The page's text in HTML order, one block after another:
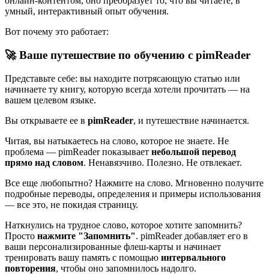
умный, интерактивный опыт обучения.
Вот почему это работает:
🚀 Ваше путешествие по обучению с pimReader
Представьте себе: вы находите потрясающую статью или
начинаете ту книгу, которую всегда хотели прочитать — на
вашем целевом языке.
Вы открываете ее в pimReader, и путешествие начинается.
Читая, вы натыкаетесь на слово, которое не знаете. Не
проблема — pimReader показывает небольшой перевод
прямо над словом. Ненавязчиво. Полезно. Не отвлекает.
Все еще любопытно? Нажмите на слово. Мгновенно получите
подробные переводы, определения и примеры использования
— все это, не покидая страницу.
Наткнулись на трудное слово, которое хотите запомнить?
Просто нажмите "Запомнить". pimReader добавляет его в
ваши персонализированные флеш-карты и начинает
тренировать вашу память с помощью интервального
повторения, чтобы оно запомнилось надолго.